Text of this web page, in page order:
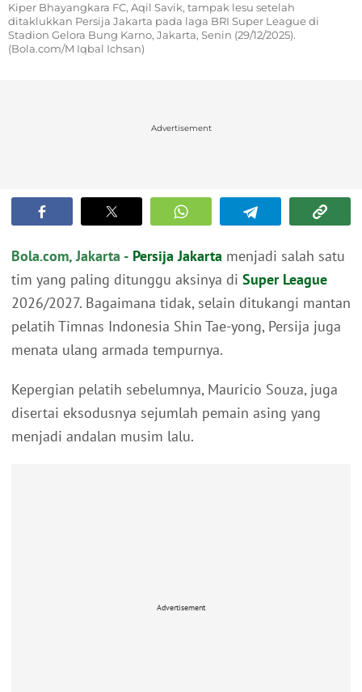
Kiper Bhayangkara FC, Aqil Savik, tampak lesu setelah
ditaklukkan Persija Jakarta pada laga BRI Super League di
Stadion Gelora Bung Karno, Jakarta, Senin (29/12/2025).
(Bola.com/M Iqbal Ichsan)
Advertisement
Bola.com, Jakarta - Persija Jakarta menjadi salah satu
tim yang paling ditunggu aksinya di Super League
2026/2027. Bagaimana tidak, selain ditukangi mantan
pelatih Timnas Indonesia Shin Tae-yong, Persija juga
menata ulang armada tempurnya.
Kepergian pelatih sebelumnya, Mauricio Souza, juga
disertai eksodusnya sejumlah pemain asing yang
menjadi andalan musim lalu.
Advertisement